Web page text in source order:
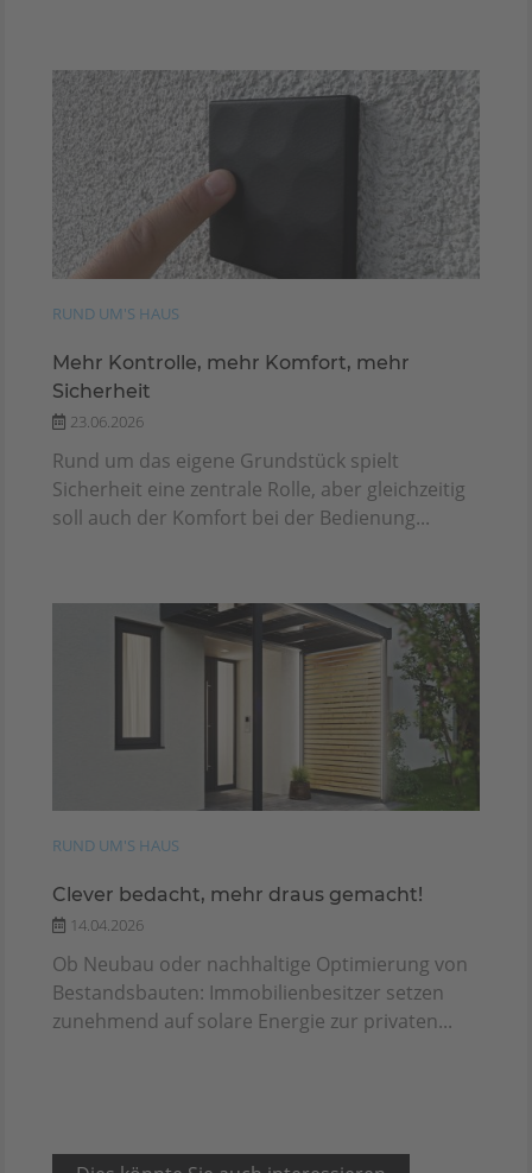
RUND UM'S HAUS
Mehr Kontrolle, mehr Komfort, mehr
Sicherheit
23.06.2026
Rund um das eigene Grundstück spielt
Sicherheit eine zentrale Rolle, aber gleichzeitig
soll auch der Komfort bei der Bedienung...
RUND UM'S HAUS
Clever bedacht, mehr draus gemacht!
14.04.2026
Ob Neubau oder nachhaltige Optimierung von
Bestandsbauten: Immobilienbesitzer setzen
zunehmend auf solare Energie zur privaten...